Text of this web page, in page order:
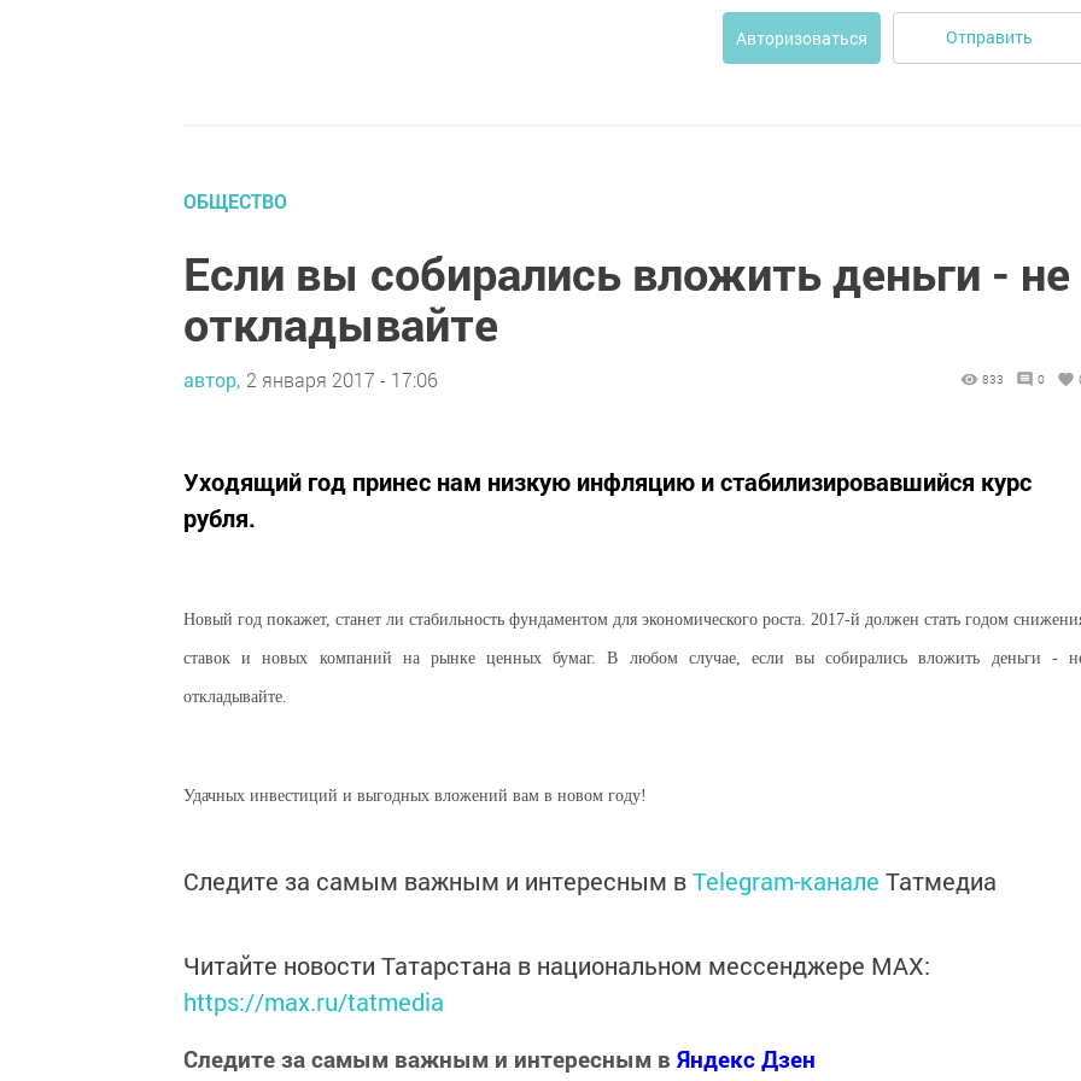
Авторизоваться Отправить
ОБЩЕСТВО
Если вы собирались вложить деньги - не
откладывайте
автор, 2 января 2017 - 17:06 833 0
Уходящий год принес нам низкую инфляцию и стабилизировавшийся курс
рубля.
Новый год покажет, станет ли стабильность фундаментом для экономического роста. 2017-й должен стать годом
ставок и новых компаний на рынке ценных бумаг. В любом случае, если вы собирались вложить деньги -
откладывайте.
Удачных инвестиций и выгодных вложений вам в новом году!
Следите за самым важным и интересным вTelegram-канале Татмедиа
Читайте новости Татарстана в национальном мессенджере MАХ:
https://max.ru/tatmedia
Следите за самым важным и интересным в Яндекс Дзен